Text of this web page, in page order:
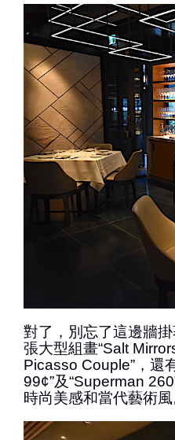
對了，別忘了這邊牆
張大型組畫“Salt
Picasso Couple”，還
99¢”及“Superman
時尚美感和當代藝術風